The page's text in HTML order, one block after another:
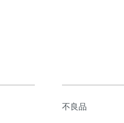
不良品